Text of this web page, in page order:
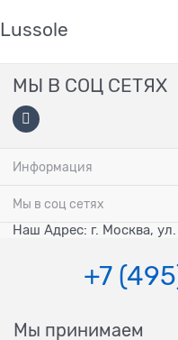
Lussole
МЫ В СОЦ СЕТЯХ
Информация
Мы в соц сетях
Наш Адрес: г. Москва,
+7
Мы принимаем